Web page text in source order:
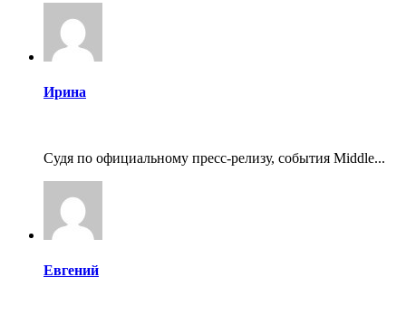
Ирина
Судя по официальному пресс-релизу, события Middle...
Евгений